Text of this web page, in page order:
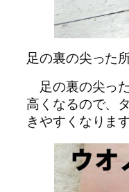
足の裏の尖った
足の裏の尖っ
高くなるので、
きやすくなります